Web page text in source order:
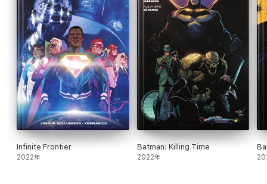
Infinite Frontier
2022年
Batman: Killing Time
2022年